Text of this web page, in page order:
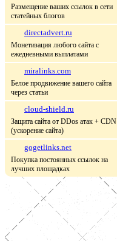
Размещение ваших ссылок в сети
статейных блогов
directadvert.ru
Монетизация любого сайта с
ежедневными выплатами
miralinks.com
Белое продвижение вашего сайта
через статьи
cloud-shield.ru
Защита сайта от DDos атак + CDN
(ускорение сайта)
gogetlinks.net
Покупка постоянных ссылок на
лучших площадках